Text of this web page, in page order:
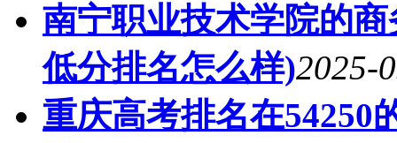
南宁职业技术学院的
低分排名怎么样)2025-
重庆高考排名在54250